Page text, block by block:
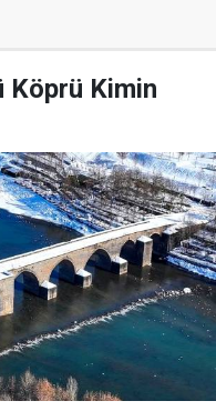
Köprü Kimin